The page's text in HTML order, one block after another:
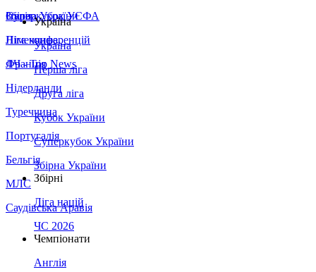
Збірна України
Італія
Німеччина
Франція
Нідерланди
Туреччина
Португалія
Бельгія
МЛС
Саудівська Аравія
Суперкубок УЄФА
Ліга конференцій
ЛЧ - Top News
Україна
Україна
Перша ліга
Друга ліга
Кубок України
Суперкубок України
Збірна України
Збірні
Ліга націй
ЧС 2026
Чемпіонати
Англія